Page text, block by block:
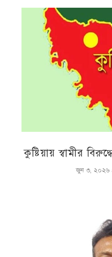
কুষ্টিয়ায় স্বামীর
জুন ৩, ২০২৬